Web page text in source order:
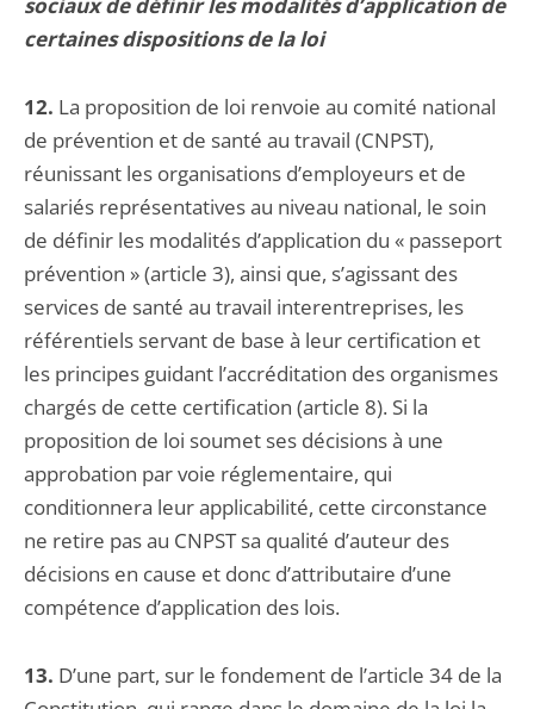
certaines dispositions de la loi
12. La proposition de loi renvoie au comité national
de prévention et de santé au travail (CNPST),
réunissant les organisations d’employeurs et de
salariés représentatives au niveau national, le soin
de définir les modalités d’application du « passeport
prévention » (article 3), ainsi que, s’agissant des
services de santé au travail interentreprises, les
référentiels servant de base à leur certification et
les principes guidant l’accréditation des organismes
chargés de cette certification (article 8). Si la
proposition de loi soumet ses décisions à une
approbation par voie réglementaire, qui
conditionnera leur applicabilité, cette circonstance
ne retire pas au CNPST sa qualité d’auteur des
décisions en cause et donc d’attributaire d’une
compétence d’application des lois.
13. D’une part, sur le fondement de l’article 34 de la